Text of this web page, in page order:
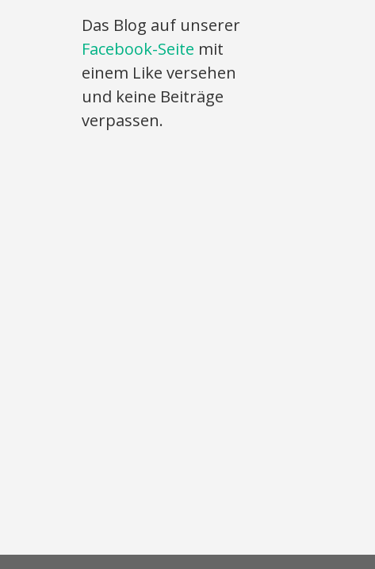
Das Blog auf unserer
Facebook-Seite mit
einem Like versehen
und keine Beiträge
verpassen.